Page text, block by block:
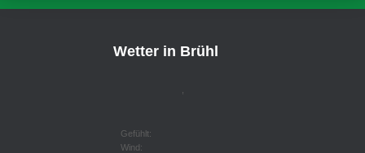
Wetter in Brühl
Gefühlt:
Wind: